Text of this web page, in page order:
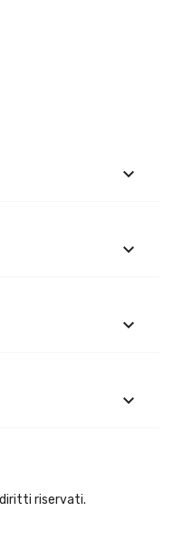
keyboard_arrow_down
keyboard_arrow_down
keyboard_arrow_down
keyboard_arrow_down
riservati.